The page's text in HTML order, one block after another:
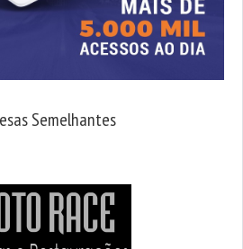
Semelhantes